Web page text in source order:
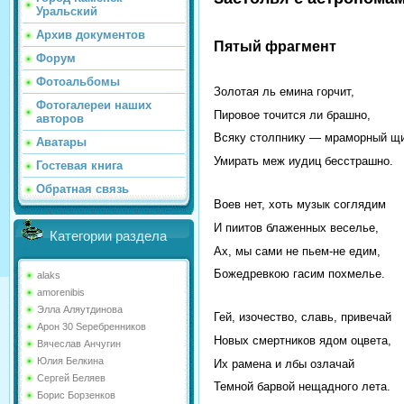
Уральский
Архив документов
Форум
Фотоальбомы
Фотогалереи наших
авторов
Аватары
Гостевая книга
Обратная связь
Категории раздела
alaks
amorenibis
Элла Аляутдинова
Арон 30 Sеребренников
Вячеслав Анчугин
Юлия Белкина
Сергей Беляев
Борис Борзенков
Пятый фрагмент
Золотая ль емина горчит,
Пировое точится ли брашно,
Всяку столпнику — мраморный
Умирать меж иудиц бесстрашно.
Воев нет, хоть музык соглядим
И пиитов блаженных веселье,
Ах, мы сами не пьем-не едим,
Божедревкою гасим похмелье.
Гей, изочество, славь, привечай
Новых смертников ядом оцвета,
Их рамена и лбы озлачай
Темной барвой нещадного лета.